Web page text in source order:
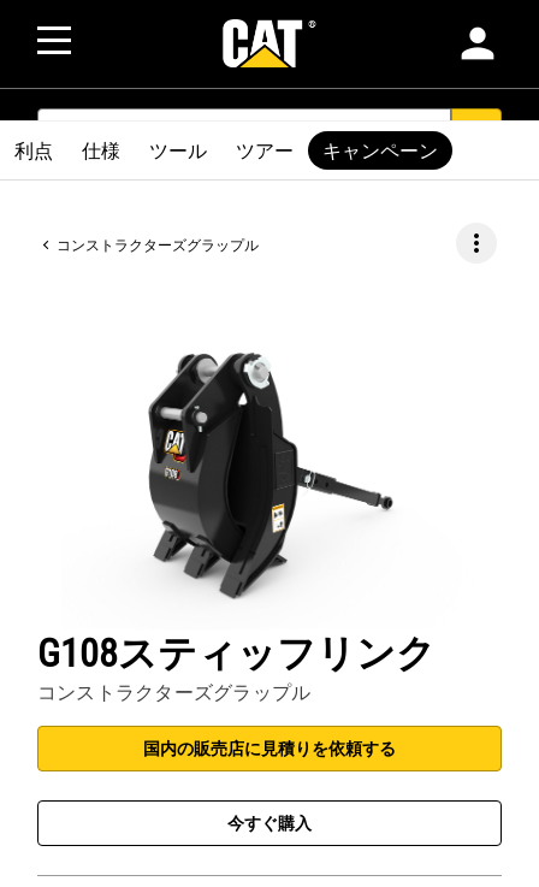
person
SEARCH
コンストラクターズグラップル more_vert
G108スティッフリンク
コンストラクターズグラップル
国内の販売店に見積りを依頼する
今すぐ購入
利点 仕様 ツール ツアー キャンペーン